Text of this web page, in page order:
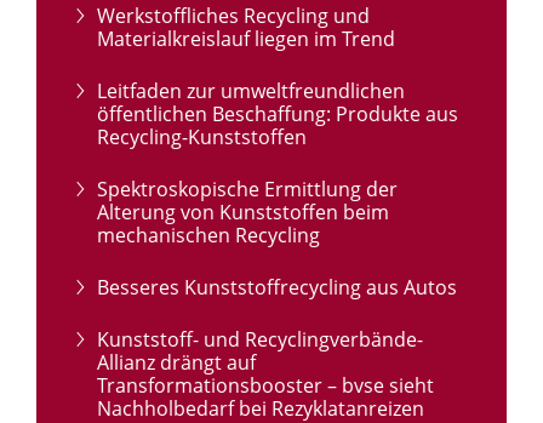
Werkstoffliches Recycling und
Materialkreislauf liegen im Trend
Leitfaden zur umweltfreundlichen
öffentlichen Beschaffung: Produkte aus
Recycling-Kunststoffen
Spektroskopische Ermittlung der
Alterung von Kunststoffen beim
mechanischen Recycling
Besseres Kunststoffrecycling aus Autos
Kunststoff- und Recyclingverbände-
Allianz drängt auf
Transformationsbooster – bvse sieht
Nachholbedarf bei Rezyklatanreizen